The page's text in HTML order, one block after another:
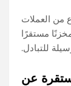
من العملات
مستقرًا
للتبادل.
عن